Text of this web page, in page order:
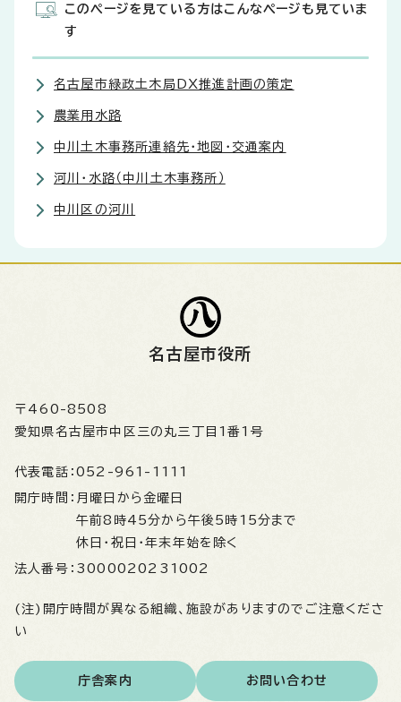
このページを見ている方はこんなページも見ていま
す
名古屋市緑政土木局DX推進計画の策定
農業用水路
中川土木事務所連絡先・地図・交通案内
河川・水路（中川土木事務所）
中川区の河川
名古屋市役所
〒460-8508
愛知県名古屋市中区三の丸三丁目1番1号
代表電話： 052-961-1111
開庁時間： 月曜日から金曜日
午前8時45分から午後5時15分まで
休日・祝日・年末年始を除く
法人番号： 3000020231002
(注)開庁時間が異なる組織、施設がありますのでご注意くださ
い
庁舎案内 お問い合わせ